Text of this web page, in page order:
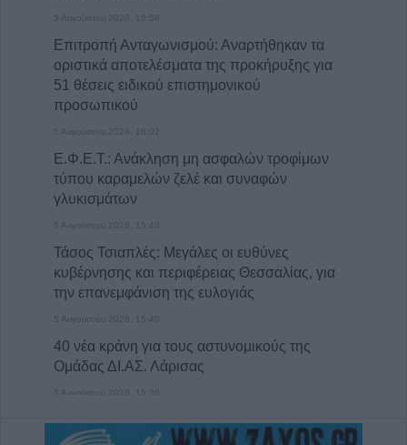
5 Αυγούστου 2026, 16:58
Επιτροπή Ανταγωνισμού: Αναρτήθηκαν τα
οριστικά αποτελέσματα της προκήρυξης για
51 θέσεις ειδικού επιστημονικού
προσωπικού
5 Αυγούστου 2026, 16:02
Ε.Φ.Ε.Τ.: Ανάκληση μη ασφαλών τροφίμων
τύπου καραμελών ζελέ και συναφών
γλυκισμάτων
5 Αυγούστου 2026, 15:48
Τάσος Τσιαπλές: Μεγάλες οι ευθύνες
κυβέρνησης και περιφέρειας Θεσσαλίας, για
την επανεμφάνιση της ευλογιάς
5 Αυγούστου 2026, 15:40
40 νέα κράνη για τους αστυνομικούς της
Ομάδας ΔΙ.ΑΣ. Λάρισας
5 Αυγούστου 2026, 15:26
Πρόσκληση Υποβολής Υποψηφιοτήτων στο
Π.Μ.Σ. «Διαχείριση Περιβάλλοντος» (2026–